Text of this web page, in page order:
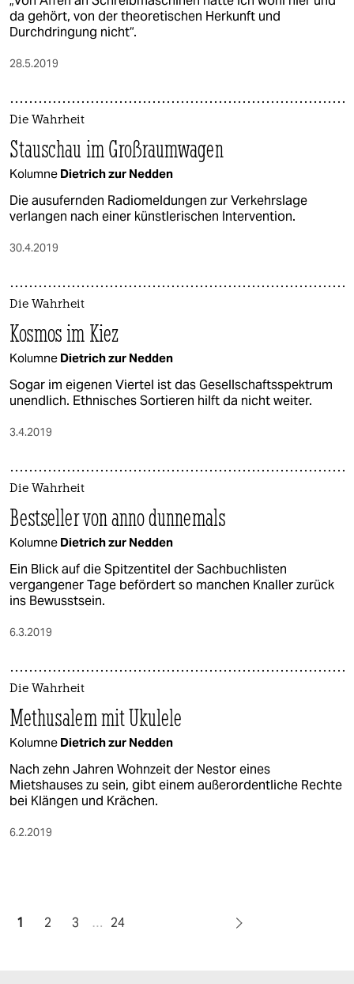
da gehört, von der theoretischen Herkunft und
Durchdringung nicht“.
28.5.2019
Die Wahrheit
Stauschau im Großraumwagen
Kolumne Dietrich zur Nedden
Die ausufernden Radiomeldungen zur Verkehrslage
verlangen nach einer künstlerischen Intervention.
30.4.2019
Die Wahrheit
Kosmos im Kiez
Kolumne Dietrich zur Nedden
Sogar im eigenen Viertel ist das Gesellschaftsspektrum
unendlich. Ethnisches Sortieren hilft da nicht weiter.
3.4.2019
Die Wahrheit
Bestseller von anno dunnemals
Kolumne Dietrich zur Nedden
Ein Blick auf die Spitzentitel der Sachbuchlisten
vergangener Tage befördert so manchen Knaller zurück
ins Bewusstsein.
6.3.2019
Die Wahrheit
Methusalem mit Ukulele
Kolumne Dietrich zur Nedden
Nach zehn Jahren Wohnzeit der Nestor eines
Mietshauses zu sein, gibt einem außerordentliche Rechte
bei Klängen und Krächen.
6.2.2019
1 2 3 … 24